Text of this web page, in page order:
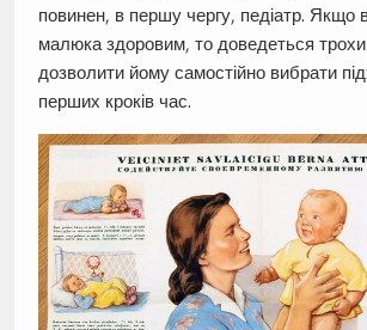
повинен, в першу чергу, педіатр. Якщо
малюка здоровим, то доведеться
дозволити йому самостійно вибрати
перших кроків час.